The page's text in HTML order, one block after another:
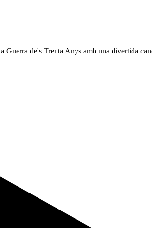
Guerra dels Trenta Anys amb una divertida